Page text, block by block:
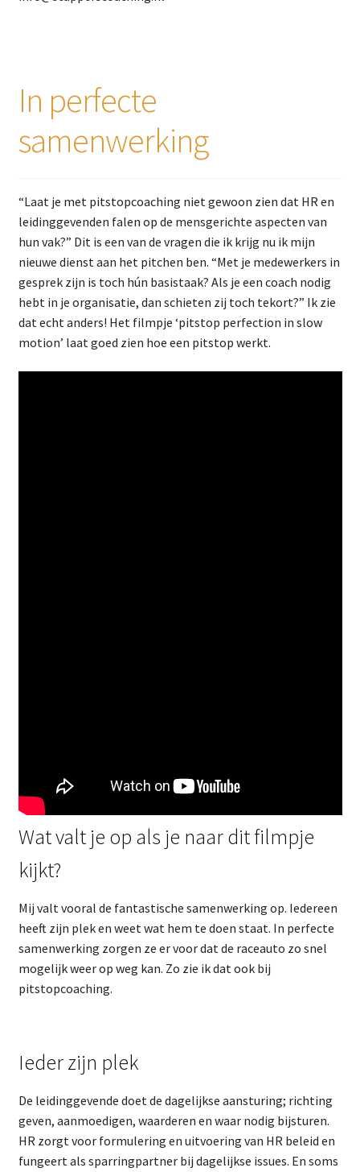
In perfecte
samenwerking
“Laat je met pitstopcoaching niet gewoon zien dat HR en
leidinggevenden falen op de mensgerichte aspecten van
hun vak?” Dit is een van de vragen die ik krijg nu ik mijn
nieuwe dienst aan het pitchen ben. “Met je medewerkers in
gesprek zijn is toch hún basistaak? Als je een coach nodig
hebt in je organisatie, dan schieten zij toch tekort?” Ik zie
dat echt anders! Het filmpje ‘pitstop perfection in slow
motion’ laat goed zien hoe een pitstop werkt.
Wat valt je op als je naar dit filmpje
kijkt?
Mij valt vooral de fantastische samenwerking op. Iedereen
heeft zijn plek en weet wat hem te doen staat. In perfecte
samenwerking zorgen ze er voor dat de raceauto zo snel
mogelijk weer op weg kan. Zo zie ik dat ook bij
pitstopcoaching.
Ieder zijn plek
De leidinggevende doet de dagelijkse aansturing; richting
geven, aanmoedigen, waarderen en waar nodig bijsturen.
HR zorgt voor formulering en uitvoering van HR beleid en
fungeert als sparringpartner bij dagelijkse issues. En soms